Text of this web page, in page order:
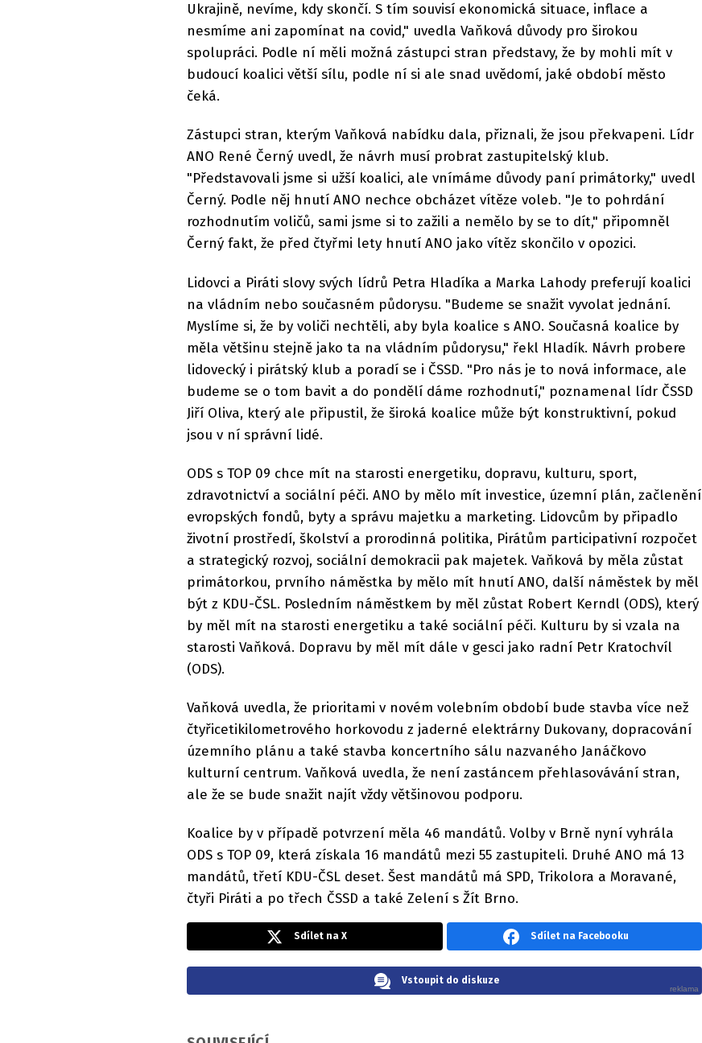
Ukrajině, nevíme, kdy skončí. S tím souvisí ekonomická situace, inflace a
nesmíme ani zapomínat na covid," uvedla Vaňková důvody pro širokou
spolupráci. Podle ní měli možná zástupci stran představy, že by mohli mít v
budoucí koalici větší sílu, podle ní si ale snad uvědomí, jaké období město
čeká.
Zástupci stran, kterým Vaňková nabídku dala, přiznali, že jsou překvapeni. Lídr
ANO René Černý uvedl, že návrh musí probrat zastupitelský klub.
"Představovali jsme si užší koalici, ale vnímáme důvody paní primátorky," uvedl
Černý. Podle něj hnutí ANO nechce obcházet vítěze voleb. "Je to pohrdání
rozhodnutím voličů, sami jsme si to zažili a nemělo by se to dít," připomněl
Černý fakt, že před čtyřmi lety hnutí ANO jako vítěz skončilo v opozici.
Lidovci a Piráti slovy svých lídrů Petra Hladíka a Marka Lahody preferují koalici
na vládním nebo současném půdorysu. "Budeme se snažit vyvolat jednání.
Myslíme si, že by voliči nechtěli, aby byla koalice s ANO. Současná koalice by
měla většinu stejně jako ta na vládním půdorysu," řekl Hladík. Návrh probere
lidovecký i pirátský klub a poradí se i ČSSD. "Pro nás je to nová informace, ale
budeme se o tom bavit a do pondělí dáme rozhodnutí," poznamenal lídr ČSSD
Jiří Oliva, který ale připustil, že široká koalice může být konstruktivní, pokud
jsou v ní správní lidé.
ODS s TOP 09 chce mít na starosti energetiku, dopravu, kulturu, sport,
zdravotnictví a sociální péči. ANO by mělo mít investice, územní plán, začlenění
evropských fondů, byty a správu majetku a marketing. Lidovcům by připadlo
životní prostředí, školství a prorodinná politika, Pirátům participativní rozpočet
a strategický rozvoj, sociální demokracii pak majetek. Vaňková by měla zůstat
primátorkou, prvního náměstka by mělo mít hnutí ANO, další náměstek by měl
být z KDU-ČSL. Posledním náměstkem by měl zůstat Robert Kerndl (ODS), který
by měl mít na starosti energetiku a také sociální péči. Kulturu by si vzala na
starosti Vaňková. Dopravu by měl mít dále v gesci jako radní Petr Kratochvíl
(ODS).
Vaňková uvedla, že prioritami v novém volebním období bude stavba více než
čtyřicetikilometrového horkovodu z jaderné elektrárny Dukovany, dopracování
územního plánu a také stavba koncertního sálu nazvaného Janáčkovo
kulturní centrum. Vaňková uvedla, že není zastáncem přehlasovávání stran,
ale že se bude snažit najít vždy většinovou podporu.
Koalice by v případě potvrzení měla 46 mandátů. Volby v Brně nyní vyhrála
ODS s TOP 09, která získala 16 mandátů mezi 55 zastupiteli. Druhé ANO má 13
mandátů, třetí KDU-ČSL deset. Šest mandátů má SPD, Trikolora a Moravané,
čtyři Piráti a po třech ČSSD a také Zelení s Žít Brno.
Sdílet na X Sdílet na Facebooku
Vstoupit do diskuze